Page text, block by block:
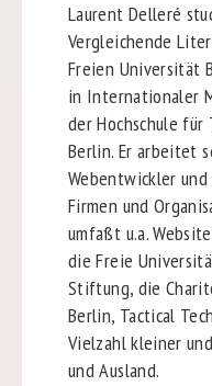
Laurent Delleré
Vergleichende
Freien Universität
in Internationaler
der Hochschule
Berlin. Er arbeitet
Webentwickler
Firmen und
umfaßt u.a.
die Freie
Stiftung, die
Berlin, Tactical
Vielzahl kleiner
und Ausland.